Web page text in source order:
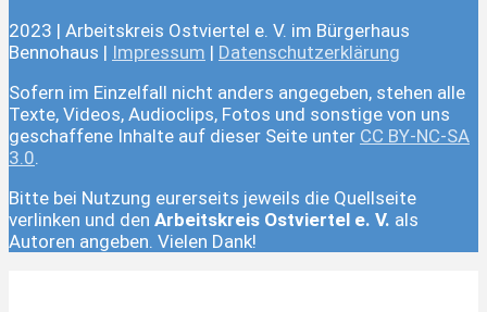
2023 | Arbeitskreis Ostviertel e. V. im Bürgerhaus
Bennohaus | Impressum | Datenschutzerklärung
Sofern im Einzelfall nicht anders angegeben, stehen alle
Texte, Videos, Audioclips, Fotos und sonstige von uns
geschaffene Inhalte auf dieser Seite unter CC BY-NC-SA
3.0.
Bitte bei Nutzung eurerseits jeweils die Quellseite
verlinken und den Arbeitskreis Ostviertel e. V. als
Autoren angeben. Vielen Dank!